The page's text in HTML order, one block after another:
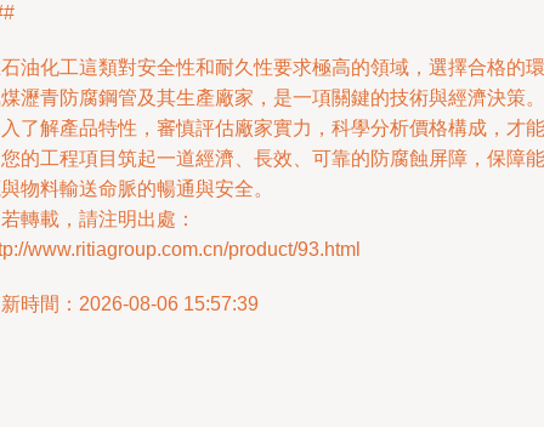
油化工這類對安全性和耐久性要求極高的領域，選擇合格的環
瀝青防腐鋼管及其生產廠家，是一項關鍵的技術與經濟決策。
了解產品特性，審慎評估廠家實力，科學分析價格構成，才能
的工程項目筑起一道經濟、長效、可靠的防腐蝕屏障，保障能
物料輸送命脈的暢通與安全。
轉載，請注明出處：
www.ritiagroup.com.cn/product/93.html
時間：2026-08-06 15:57:39